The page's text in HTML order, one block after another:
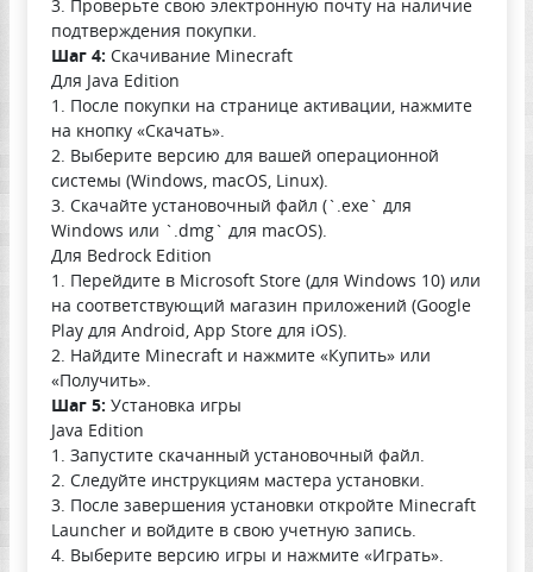
3. Проверьте свою электронную почту на наличие
подтверждения покупки.
Шаг 4: Скачивание Minecraft
Для Java Edition
1. После покупки на странице активации, нажмите
на кнопку «Скачать».
2. Выберите версию для вашей операционной
системы (Windows, macOS, Linux).
3. Скачайте установочный файл (`.exe` для
Windows или `.dmg` для macOS).
Для Bedrock Edition
1. Перейдите в Microsoft Store (для Windows 10) или
на соответствующий магазин приложений (Google
Play для Android, App Store для iOS).
2. Найдите Minecraft и нажмите «Купить» или
«Получить».
Шаг 5: Установка игры
Java Edition
1. Запустите скачанный установочный файл.
2. Следуйте инструкциям мастера установки.
3. После завершения установки откройте Minecraft
Launcher и войдите в свою учетную запись.
4. Выберите версию игры и нажмите «Играть».